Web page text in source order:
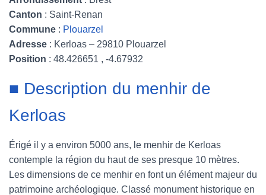
Canton : Saint-Renan
Commune : Plouarzel
Adresse : Kerloas – 29810 Plouarzel
Position : 48.426651 , -4.67932
■ Description du menhir de
Kerloas
Érigé il y a environ 5000 ans, le menhir de Kerloas
contemple la région du haut de ses presque 10 mètres.
Les dimensions de ce menhir en font un élément majeur du
patrimoine archéologique. Classé monument historique en